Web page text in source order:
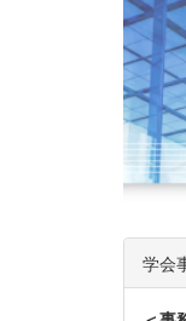
学会